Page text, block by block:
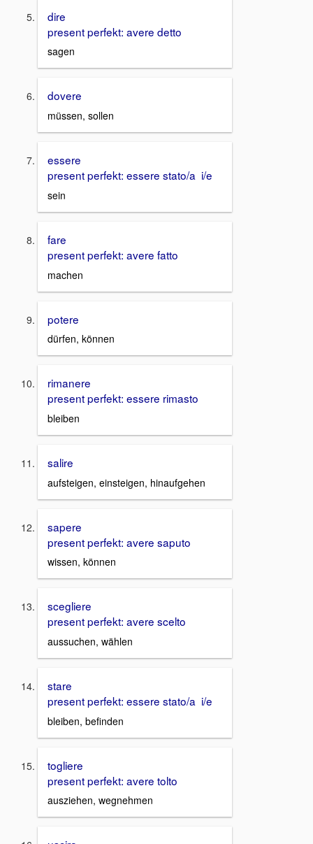
dire
present perfekt: avere detto
sagen
dovere
müssen, sollen
essere
present perfekt: essere stato/a i/e
sein
fare
present perfekt: avere fatto
machen
potere
dürfen, können
rimanere
present perfekt: essere rimasto
bleiben
salire
aufsteigen, einsteigen, hinaufgehen
sapere
present perfekt: avere saputo
wissen, können
scegliere
present perfekt: avere scelto
aussuchen, wählen
stare
present perfekt: essere stato/a i/e
bleiben, befinden
togliere
present perfekt: avere tolto
ausziehen, wegnehmen